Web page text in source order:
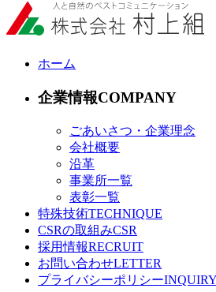
ホーム
企業情報
ごあいさつ・企業理念
会社概要
沿革
事業所一覧
表彰一覧
特殊技術
CSRの取組み
採用情報
お問い合わせ
プライバシーポリシー